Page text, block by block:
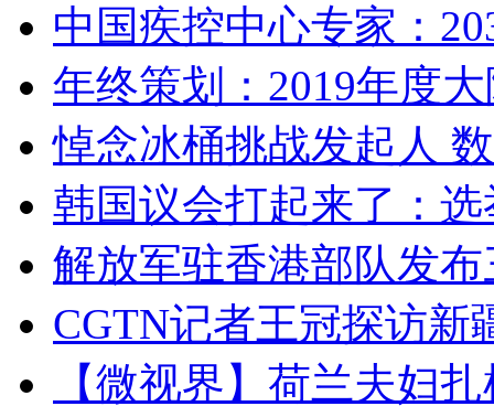
中国疾控中心专家：
年终策划：2019年度
悼念冰桶挑战发起人
韩国议会打起来了：
解放军驻香港部队发
CGTN记者王冠探访新
【微视界】荷兰夫妇